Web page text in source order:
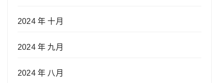
2024 年 十月
2024 年 九月
2024 年 八月